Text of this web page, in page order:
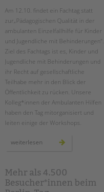
Am 12.10. findet ein Fachtag statt
zur„Pädagogischen Qualität in der
ambulanten Einzelfallhilfe für Kinder
und Jugendliche mit Behinderungen“.
Ziel des Fachtags ist es, Kinder und
Jugendliche mit Behinderungen und
ihr Recht auf gesellschaftliche
Teilhabe mehr in den Blick der
Öffentlichkeit zu rücken. Unsere
Kolleg*innen der Ambulanten Hilfen
haben den Tag mitorganisiert und
leiten einige der Workshops.
weiterlesen fachtag:
pädagogische
ambulanten
einzelfallhilfe
Mehr als 4.500
Besucher*innen beim